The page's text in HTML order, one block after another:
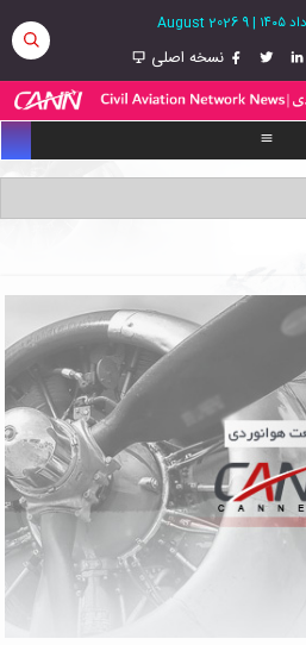
|
9 August 2026
نسخه اصلی